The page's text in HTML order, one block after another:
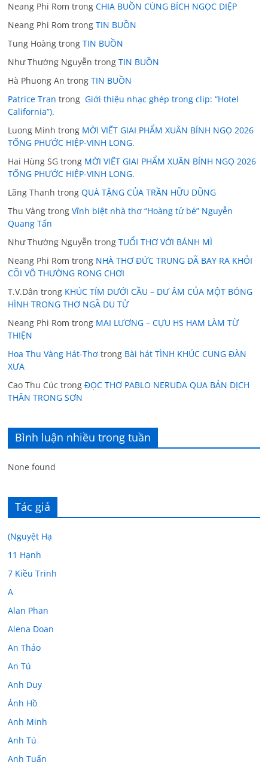
Neang Phi Rom trongCHIA BUỒN CÙNG BÍCH NGỌC DIỆP
Neang Phi Rom trongTIN BUỒN
Tung Hoàng trongTIN BUỒN
Như Thường Nguyễn trongTIN BUỒN
Hà Phuong An trongTIN BUỒN
Patrice Tran trong Giới thiệu nhạc ghép trong clip: “Hotel
California”).
Luong Minh trong MỜI VIẾT GIAI PHẨM XUÂN BÍNH NGỌ 2026
TỐNG PHƯỚC HIỆP-VINH LONG.
Hai Hùng SG trong MỜI VIẾT GIAI PHẨM XUÂN BÍNH NGỌ 2026
TỐNG PHƯỚC HIỆP-VINH LONG.
Lãng Thanh trongQUÀ TẶNG CỦA TRẦN HỮU DŨNG
Thu Vàng trongVĩnh biệt nhà thơ “Hoàng tử bé” Nguyễn
Quang Tấn
Như Thường Nguyễn trongTUỔI THƠ VỚI BÁNH MÌ
Neang Phi Rom trong NHÀ THƠ ĐỨC TRUNG ĐÃ BAY RA KHỎI
CÕI VÔ THƯỜNG RONG CHƠI
T.V.Dân trong KHÚC TÍM DƯỚI CẦU – DƯ ÂM CỦA MỘT BÓNG
HÌNH TRONG THƠ NGÃ DU TỬ
Neang Phi Rom trong MAI LƯƠNG – CỰU HS HAM LÀM TỪ
THIỆN
Hoa Thu Vàng Hát-Thơ trong Bài hát TÌNH KHÚC CUNG ĐÀN
XƯA
Cao Thu Cúc trongĐỌC THƠ PABLO NERUDA QUA BẢN DỊCH
THÂN TRONG SƠN
Bình luận nhiều trong tuần
None found
Tác giả
(Nguyệt Hạ
11 Hạnh
7 Kiều Trinh
A
Alan Phan
Alena Doan
An Thảo
An Tú
Anh Duy
Ánh Hồ
Anh Minh
Anh Tú
Anh Tuấn